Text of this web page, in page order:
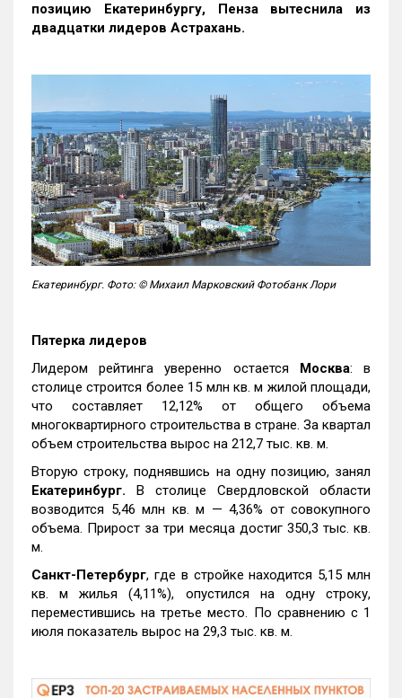
позицию Екатеринбургу, Пенза вытеснила из
двадцатки лидеров Астрахань.
Екатеринбург. Фото: © Михаил Марковский Фотобанк Лори
Пятерка лидеров
Лидером рейтинга уверенно остается
Москва: в
столице строится более 15 млн кв. м жилой площади,
что составляет 12,12% от общего объема
многоквартирного строительства в стране. За квартал
объем строительства вырос на 212,7 тыс. кв. м.
Вторую строку, поднявшись на одну позицию, занял
Екатеринбург.
В столице Свердловской области
возводится 5,46 млн кв. м — 4,36% от совокупного
объема. Прирост за три месяца достиг 350,3 тыс. кв.
м.
Санкт-Петербург, где в стройке находится 5,15 млн
кв. м жилья (4,11%), опустился на одну строку,
переместившись на третье место. По сравнению с 1
июля показатель вырос на 29,3 тыс. кв. м.